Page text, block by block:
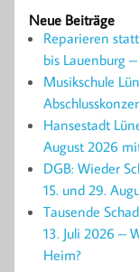
Neue Beiträge
Reparieren
bis Lauenburg
Musikschule
Hansestadt
August 2026
DGB: Wieder
15. und 29.
Tausende
13. Juli 2026 –
Heim?